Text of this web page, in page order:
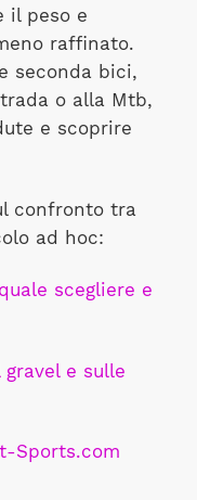
il peso e
raffinato.
seconda bici,
o alla Mtb,
e scoprire
confronto tra
ad hoc:
scegliere e
gravel e sulle
Sports.com